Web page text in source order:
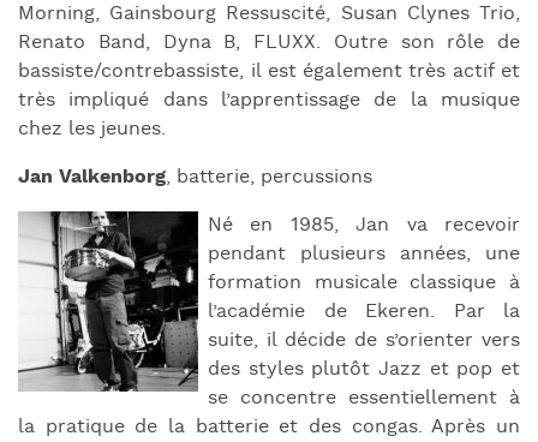
Morning, Gainsbourg Ressuscité, Susan Clynes Trio,
Renato Band, Dyna B, FLUXX. Outre son rôle de
bassiste/contrebassiste, il est également très actif et
très impliqué dans l’apprentissage de la musique
chez les jeunes.
Jan Valkenborg, batterie, percussions
Né en 1985, Jan va recevoir
pendant plusieurs années, une
formation musicale classique à
l’académie de Ekeren. Par la
suite, il décide de s’orienter vers
des styles plutôt Jazz et pop et
se concentre essentiellement à
la pratique de la batterie et des congas. Après un